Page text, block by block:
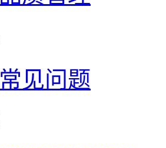
常见问题